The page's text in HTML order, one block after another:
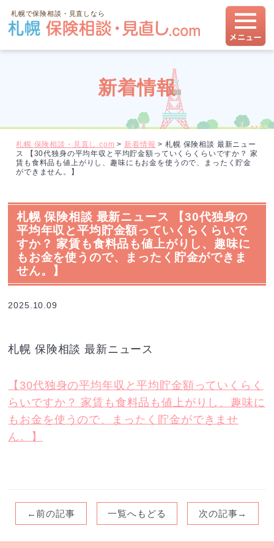
札幌で保険相談・見直しなら
新着情報
札幌 保険相談・見直し.com > 新着情報 > 札幌 保険相談 最新ニュー
ス 【30代独身の平均年収と平均貯金額っていくらくらいですか？ 家
賃も食料品も値上がりし、趣味にもお金を使うので、まったく貯金
ができません。】
札幌 保険相談 最新ニュース 【30代独身の
平均年収と平均貯金額っていくらくらいで
すか？ 家賃も食料品も値上がりし、趣味に
もお金を使うので、まったく貯金ができま
せん。】
2025.10.09
札幌 保険相談 最新ニュース
【30代独身の平均年収と平均貯金額っていくらく
らいですか？ 家賃も食料品も値上がりし、趣味に
もお金を使うので、まったく貯金ができませ
ん。】
←前の記事 一覧へもどる 次の記事→